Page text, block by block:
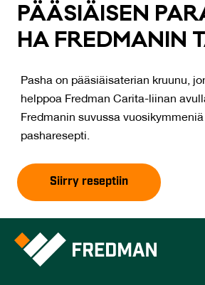
PÄÄ­SIÄI­SEN
HA FRED­MA­NIN
Pasha on pääsiäisaterian kruunu,
helppoa Fredman Carita-liinan
Fredmanin suvussa
pasharesepti.
Siirry reseptiin